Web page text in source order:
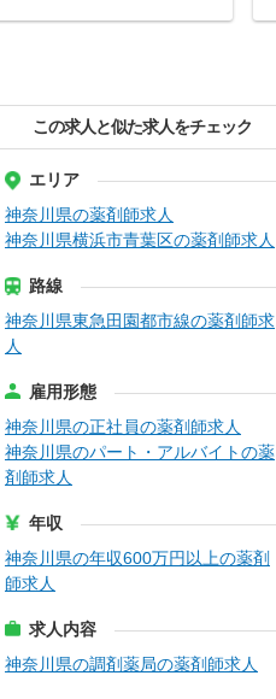
この求人と似た求人をチェック
エリア
神奈川県の薬剤師求人
神奈川県横浜市青葉区の薬剤師求人
路線
神奈川県東急田園都市線の薬剤師求
人
雇用形態
神奈川県の正社員の薬剤師求人
神奈川県のパート・アルバイトの薬
剤師求人
年収
神奈川県の年収600万円以上の薬剤
師求人
求人内容
神奈川県の調剤薬局の薬剤師求人